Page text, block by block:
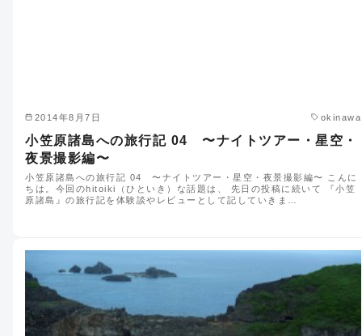
2014年8月7日 okinawa
小笠原諸島への旅行記 04 〜ナイトツアー・星空・
夜景撮影編〜
小笠原諸島への旅行記 04 〜ナイトツアー・星空・夜景撮影編〜 こんに
ちは。今回のhitoiki（ひといき）な話題は、 先日の投稿に続いて 『小笠
原諸島』の旅行記を体験談やレビューとして記していきま…